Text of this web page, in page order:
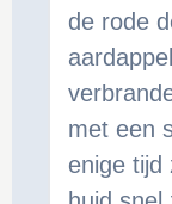
de rode
met een
enige tijd